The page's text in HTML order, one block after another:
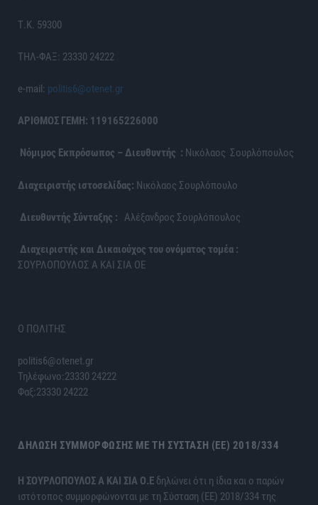
Τ.Κ. 59300
ΤΗΛ-ΦΑΞ: 23330 24222
e-mail: politis6@otenet.gr
ΑΡΙΘΜΟΣ ΓΕΜΗ: 119165226000
Νόμιμος Εκπρόσωπος – Διευθυντής : Νικόλαος Σουρλόπουλος
Διαχειριστής ιστοσελίδας: Νικόλαος Σουρλόπουλο
Διευθυντής Σύνταξης : Αλέξανδρος Σουρλόπουλος
Διαχειριστής και Δικαιούχος του ονόματος τομέα :
ΣΟΥΡΛΟΠΟΥΛΟΣ Α ΚΑΙ ΣΙΑ ΟΕ
Ο ΠΟΛΙΤΗΣ
politis6@otenet.gr
Τηλέφωνο:23330 24222
Φαξ:23330 24222
ΔΉΛΩΣΗ ΣΥΜΜΌΡΦΩΣΗΣ ΜΕ ΤΗ ΣΎΣΤΑΣΗ (ΕΕ) 2018/334
H ΣΟΥΡΛΟΠΟΥΛΟΣ Α ΚΑΙ ΣΙΑ Ο.Ε δηλώνει ότι η ίδια και ο παρών
ιστότοπος συμμορφώνονται με τη Σύσταση (ΕΕ) 2018/334 της